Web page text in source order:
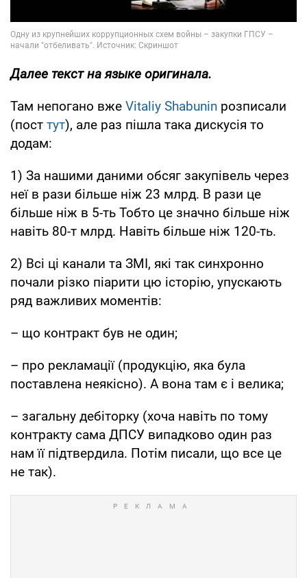
Далее текст на языке оригинала.
Там непогано вже Vitaliy Shabunin розписали
(пост тут), але раз пішла така дискусія то
додам:
1) За нашими даними обсяг закупівель через
неї в рази більше ніж 23 млрд. В рази це
більше ніж в 5-ть Тобто це значно більше ніж
навіть 80-т млрд. Навіть більше ніж 120-ть.
2) Всі ці канали та ЗМІ, які так синхронно
почали різко піарити цю історію, упускають
ряд важливих моментів:
– що контракт був не один;
– про рекламації (продукцію, яка була
поставлена неякісно). А вона там є і велика;
– загальну дебіторку (хоча навіть по тому
контракту сама ДПСУ випадково один раз
нам її підтвердила. Потім писали, що все це
не так).